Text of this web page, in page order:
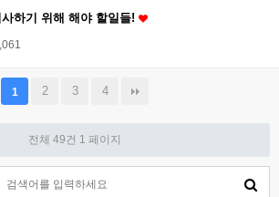
하기 위해 해야 할일들!
1 2 3 4
전체 49건 1 페이지